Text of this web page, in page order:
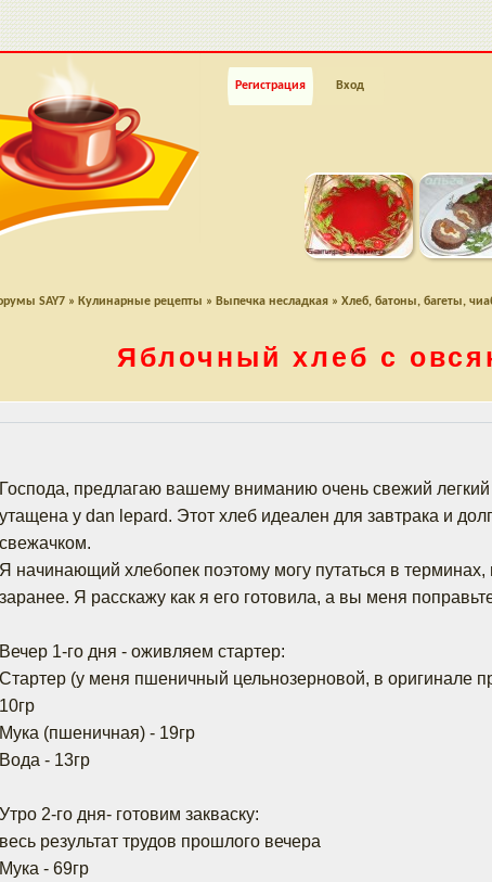
Регистрация Вход
SAY7 » Кулинарные рецепты » Выпечка несладкая » Хлеб, батоны, багеты,
Яблочный хлеб с
Господа, предлагаю вашему вниманию очень свежий
утащена у dan lepard. Этот хлеб идеален для завтрака и
свежачком.
Я начинающий хлебопек поэтому могу путаться в терминах,
заранее. Я расскажу как я его готовила, а вы меня
Вечер 1-го дня - оживляем стартер:
Стартер (у меня пшеничный цельнозерновой, в оригинале
10гр
Мука (пшеничная) - 19гр
Вода - 13гр
Утро 2-го дня- готовим закваску:
весь результат трудов прошлого вечера
Мука - 69гр